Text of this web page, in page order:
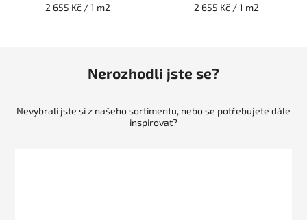
2 655 Kč / 1 m2 2 655 Kč / 1 m2
Nerozhodli jste se?
Nevybrali jste si z našeho sortimentu, nebo se potřebujete dále
inspirovat?